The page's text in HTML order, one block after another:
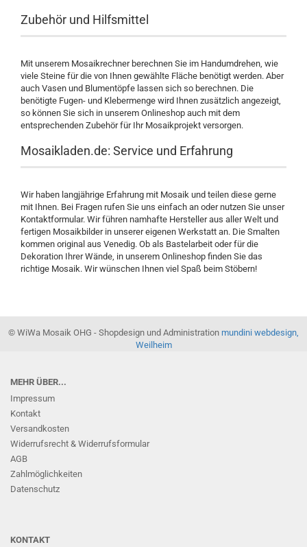
Zubehör und Hilfsmittel
Mit unserem Mosaikrechner berechnen Sie im Handumdrehen, wie
viele Steine für die von Ihnen gewählte Fläche benötigt werden. Aber
auch Vasen und Blumentöpfe lassen sich so berechnen. Die
benötigte Fugen- und Klebermenge wird Ihnen zusätzlich angezeigt,
so können Sie sich in unserem Onlineshop auch mit dem
entsprechenden Zubehör für Ihr Mosaikprojekt versorgen.
Mosaikladen.de: Service und Erfahrung
Wir haben langjährige Erfahrung mit Mosaik und teilen diese gerne
mit Ihnen. Bei Fragen rufen Sie uns einfach an oder nutzen Sie unser
Kontaktformular. Wir führen namhafte Hersteller aus aller Welt und
fertigen Mosaikbilder in unserer eigenen Werkstatt an. Die Smalten
kommen original aus Venedig. Ob als Bastelarbeit oder für die
Dekoration Ihrer Wände, in unserem Onlineshop finden Sie das
richtige Mosaik. Wir wünschen Ihnen viel Spaß beim Stöbern!
© WiWa Mosaik OHG - Shopdesign und Administration mundini webdesign,
Weilheim
MEHR ÜBER...
Impressum
Kontakt
Versandkosten
Widerrufsrecht & Widerrufsformular
AGB
Zahlmöglichkeiten
Datenschutz
KONTAKT